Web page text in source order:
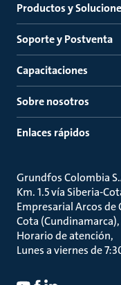
Productos y
Soporte y Postventa
Capacitaciones
Sobre nosotros
Enlaces rápidos
Grundfos Colombia
Km. 1.5 vía Siberia-
Empresarial Arcos de
Cota
Horario de atención
Lunes a viernes de